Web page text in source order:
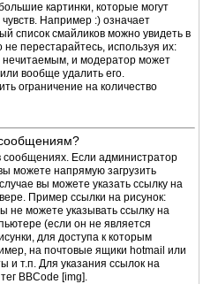
картинки, которые могут
Например :) означает
список смайликов можно увидеть в
перестарайтесь, используя их:
нечитаемым, и модератор может
вообще удалить его.
ограничение на количество
Если администратор
можете напрямую загрузить
вы можете указать ссылку на
Пример ссылки на рисунок:
не можете указывать ссылку на
(если он не является
для доступа к которым
на почтовые ящики hotmail или
т.п. Для указания ссылок на
BBCode [img].